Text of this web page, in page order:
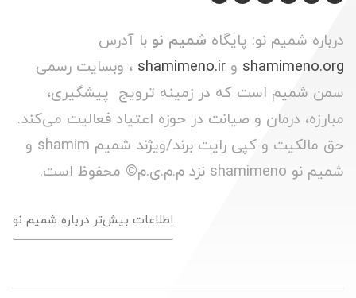
درباره شمیم نو: پایگاه شمیم نو با آدرس
shamimeno.org و shamimeno.ir ، وبسایت رسمی
سمن شمیم است که در زمینه ترویج پیشگیری،
مبارزه، درمان و صیانت در حوزه اعتیاد فعالیت می‌کند.
حق مالکیت و کپی رایت برند/ویژند شمیم shamim و
شمیم نو shamimeno نزد م.م.ی.م© محفوظ است.
اطلاعات بیش‌تر درباره شمیم نو